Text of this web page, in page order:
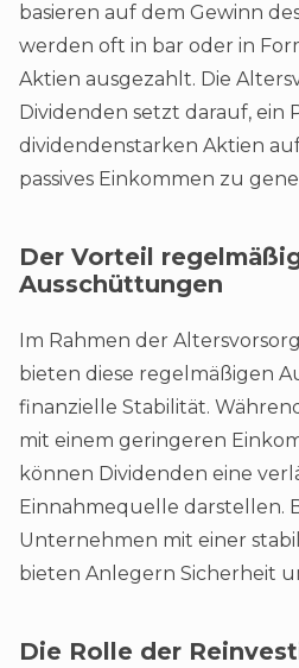
basieren auf dem Gewinn
werden oft in bar oder in
Aktien ausgezahlt. Die
Dividenden setzt darauf, ein
dividendenstarken Aktien
passives Einkommen zu
Der Vorteil
Ausschüttungen
Im Rahmen der
bieten diese regelmäßigen
finanzielle Stabilität.
mit einem geringeren
können Dividenden eine
Einnahmequelle darstellen.
Unternehmen mit einer
bieten Anlegern Sicherheit
Die Rolle der